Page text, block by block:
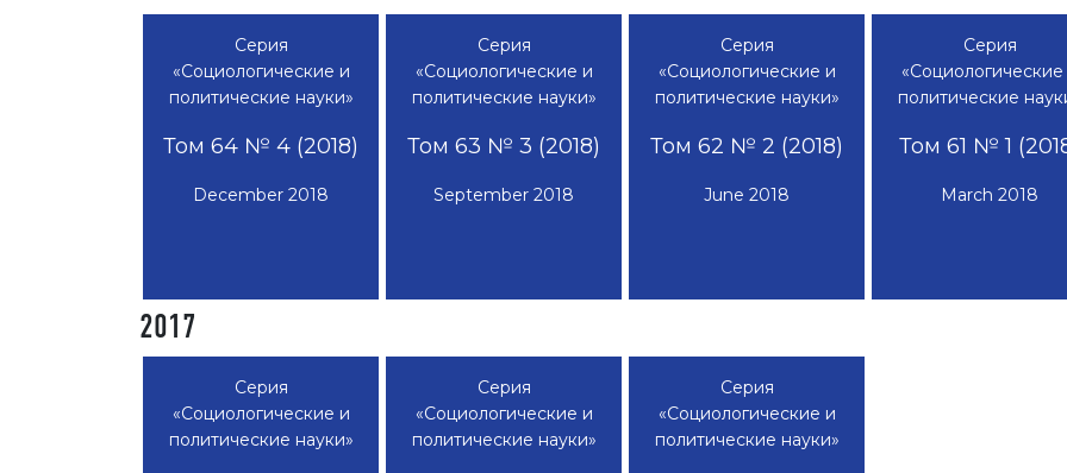
Серия
«Социологические и
политические науки»
Том 64 № 4 (2018)
December 2018
Серия
«Социологические и
политические науки»
Том 63 № 3 (2018)
September 2018
Серия
«Социологические и
политические науки»
Том 62 № 2 (2018)
June 2018
Серия
«Социологические
политические
Том 61 № 1
March 2018
2017
Серия
«Социологические и
политические науки»
Серия
«Социологические и
политические науки»
Серия
«Социологические и
политические науки»